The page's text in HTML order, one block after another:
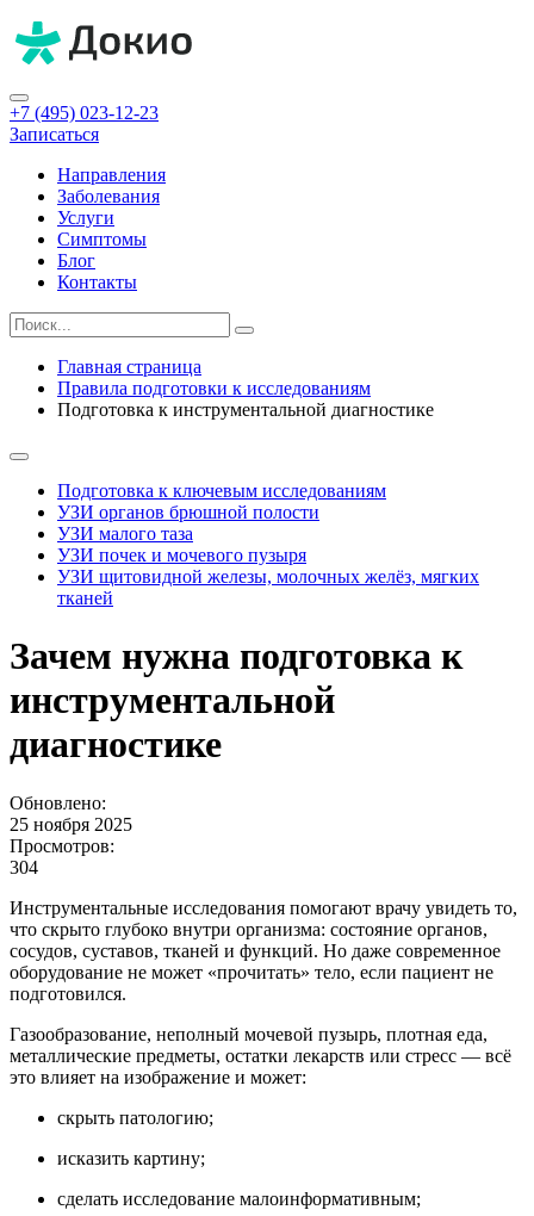
+7 (495) 023-12-23
Записаться
Направления
Заболевания
Услуги
Симптомы
Блог
Контакты
Главная страница
Правила подготовки к исследованиям
Подготовка к инструментальной диагностике
Подготовка к ключевым исследованиям
УЗИ органов брюшной полости
УЗИ малого таза
УЗИ почек и мочевого пузыря
УЗИ щитовидной железы, молочных желёз, мягких
тканей
Зачем нужна подготовка к
инструментальной
диагностике
Обновлено:
25 ноября 2025
Просмотров:
304
Инструментальные исследования помогают врачу увидеть то,
что скрыто глубоко внутри организма: состояние органов,
сосудов, суставов, тканей и функций. Но даже современное
оборудование не может «прочитать» тело, если пациент не
подготовился.
Газообразование, неполный мочевой пузырь, плотная еда,
металлические предметы, остатки лекарств или стресс — всё
это влияет на изображение и может:
скрыть патологию;
исказить картину;
сделать исследование малоинформативным;